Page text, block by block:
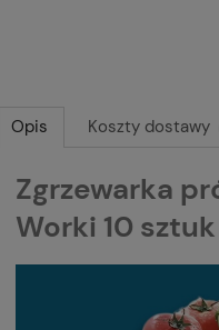
Opis Koszty dostawy
Zgrzewarka
Worki 10 sztuk